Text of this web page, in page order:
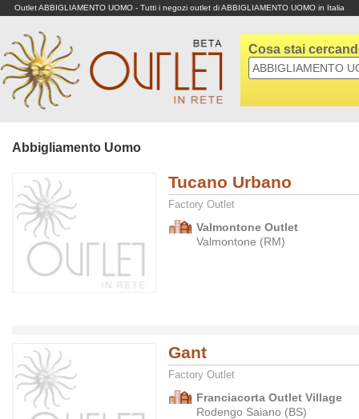
Outlet ABBIGLIAMENTO UOMO - Tutti i negozi outlet di ABBIGLIAMENTO UOMO in Italia
Cosa stai
Abbigliamento Uomo
Tucano Urbano
Factory Outlet
Valmontone Outlet
Valmontone (RM)
Gant
Factory Outlet
Franciacorta Outlet Village
Rodengo Saiano (BS)